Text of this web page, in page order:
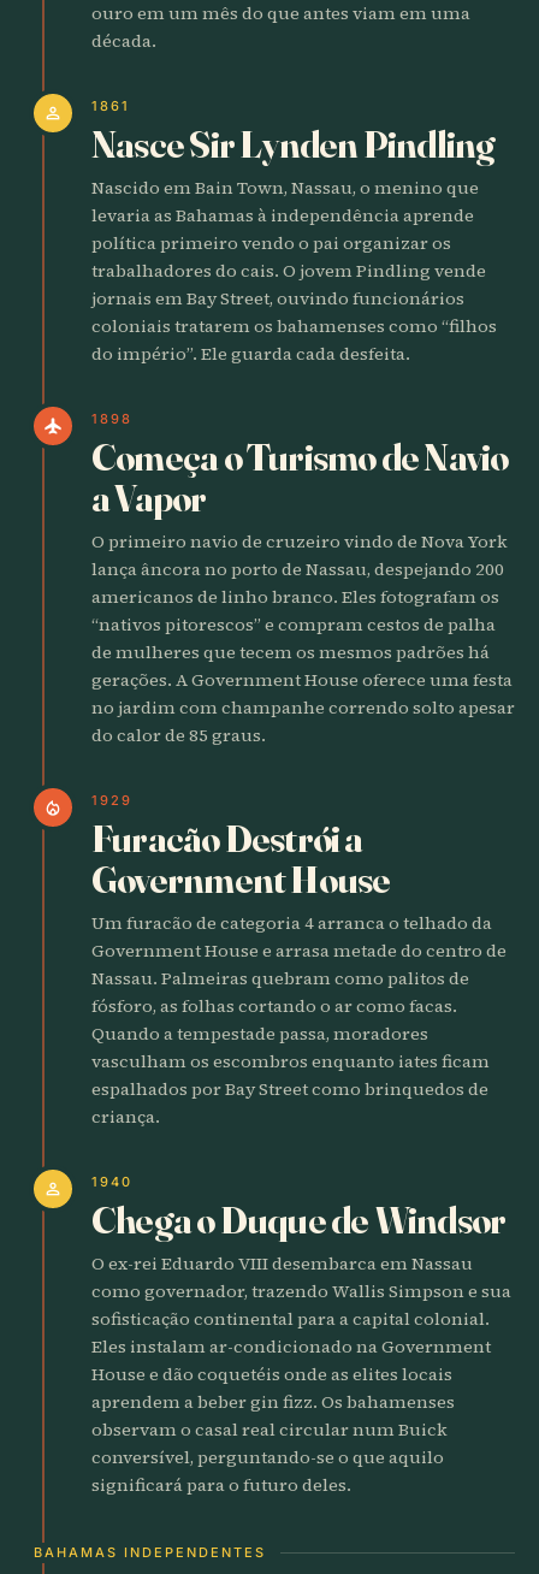
ouro em um mês do que antes viam em uma
década.
person 1861
Nasce Sir Lynden Pindling
Nascido em Bain Town, Nassau, o menino que
levaria as Bahamas à independência aprende
política primeiro vendo o pai organizar os
trabalhadores do cais. O jovem Pindling vende
jornais em Bay Street, ouvindo funcionários
coloniais tratarem os bahamenses como “filhos
do império”. Ele guarda cada desfeita.
flight 1898
Começa o Turismo de Navio
a Vapor
O primeiro navio de cruzeiro vindo de Nova York
lança âncora no porto de Nassau, despejando 200
americanos de linho branco. Eles fotografam os
“nativos pitorescos” e compram cestos de palha
de mulheres que tecem os mesmos padrões há
gerações. A Government House oferece uma festa
no jardim com champanhe correndo solto apesar
do calor de 85 graus.
local_fire_department 1929
Furacão Destrói a
Government House
Um furacão de categoria 4 arranca o telhado da
Government House e arrasa metade do centro de
Nassau. Palmeiras quebram como palitos de
fósforo, as folhas cortando o ar como facas.
Quando a tempestade passa, moradores
vasculham os escombros enquanto iates ficam
espalhados por Bay Street como brinquedos de
criança.
person 1940
Chega o Duque de Windsor
O ex-rei Eduardo VIII desembarca em Nassau
como governador, trazendo Wallis Simpson e sua
sofisticação continental para a capital colonial.
Eles instalam ar-condicionado na Government
House e dão coquetéis onde as elites locais
aprendem a beber gin fizz. Os bahamenses
observam o casal real circular num Buick
conversível, perguntando-se o que aquilo
significará para o futuro deles.
BAHAMAS INDEPENDENTES